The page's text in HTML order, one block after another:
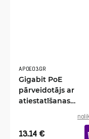
APOE03GR
Gigabit PoE
pārveidotājs ar
atiestatīšanas
13.14 €